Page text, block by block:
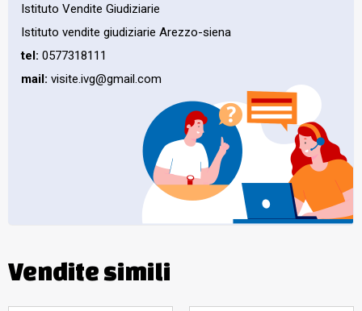
Istituto Vendite Giudiziarie
Istituto vendite giudiziarie Arezzo-siena
tel: 0577318111
mail: visite.ivg@gmail.com
Vendite simili